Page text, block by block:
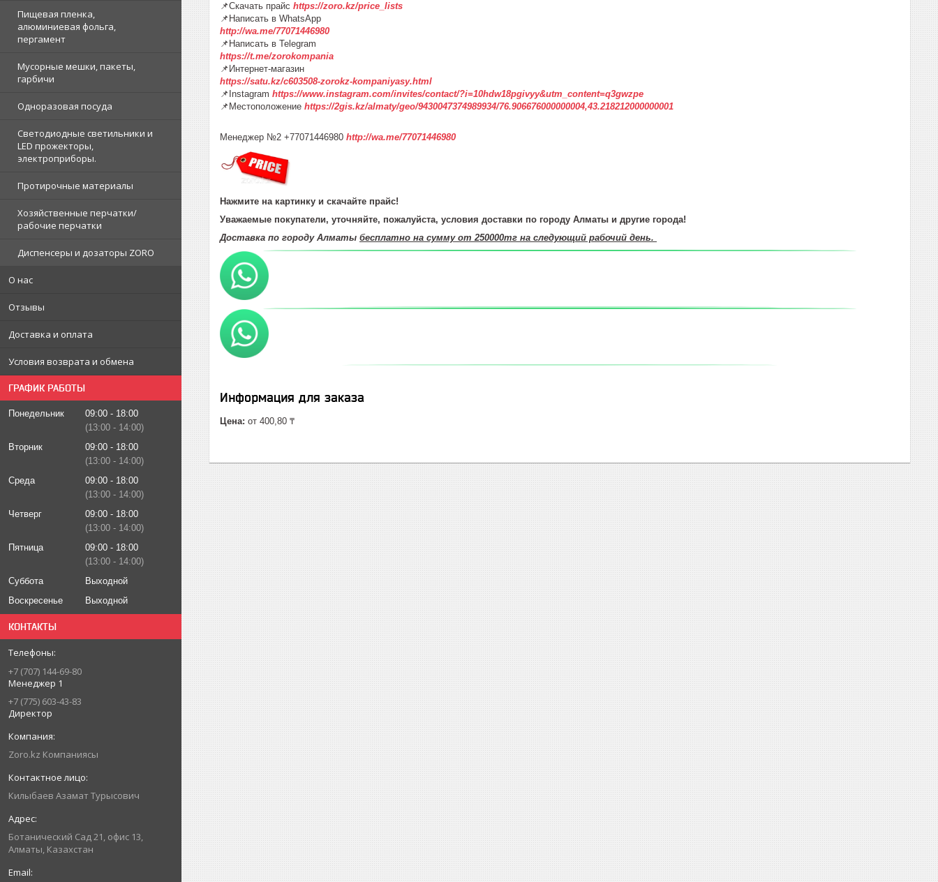
Пищевая пленка,
алюминиевая фольга,
пергамент
Мусорные мешки, пакеты,
гарбичи
Одноразовая посуда
Светодиодные светильники и
LED прожекторы,
электроприборы.
Протирочные материалы
Хозяйственные перчатки/
рабочие перчатки
Диспенсеры и дозаторы ZORO
О нас
Отзывы
Доставка и оплата
Условия возврата и обмена
ГРАФИК РАБОТЫ
Понедельник 09:00
18:00
13:00
14:00
Вторник
09:00
18:00
13:00
14:00
Среда
09:00
18:00
13:00
14:00
Четверг
09:00
18:00
13:00
14:00
Пятница
09:00
18:00
13:00
14:00
Суббота
Выходной
Воскресенье
Выходной
КОНТАКТЫ
+7 (707) 144-69-80
Менеджер 1
+7 (775) 603-43-83
Директор
Zoro.kz Компаниясы
Килыбаев Азамат Турысович
Ботанический Сад 21, офис 13,
Алматы, Казахстан
📌Скачать прайс https://zoro.kz/price_lists
📌Написать в WhatsApp
http://wa.me/77071446980
📌Написать в Telegram
https://t.me/zorokompania
📌Интернет-магазин
https://satu.kz/c603508-zorokz-kompaniyasy.html
📌Instagram https://www.instagram.com/invites/contact/?i=10hdw18pgivyy&utm_content=q3gwzpe
📌Местоположение https://2gis.kz/almaty/geo/9430047374989934/76.906676000000004,43.218212000000001
Менеджер №2 +77071446980 http://wa.me/77071446980
Нажмите на картинку и скачайте прайс!
Уважаемые покупатели, уточняйте, пожалуйста, условия доставки по городу Алматы и другие города!
Доставка по городу Алматы бесплатно на сумму от 250000тг на следующий рабочий день.
Информация для заказа
Цена: от 400,80 ₸